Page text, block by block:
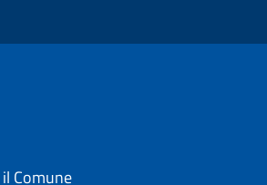
Comune